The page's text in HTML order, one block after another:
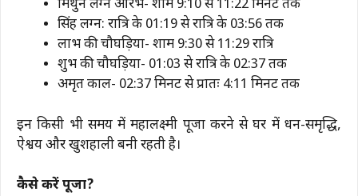
मिथुन लग्न आरंभ- शाम 9:10 से 11:22 मिनट तक
सिंह लग्न: रात्रि के 01:19 से रात्रि के 03:56 तक
लाभ की चौघड़िया- शाम 9:30 से 11:29 रात्रि
शुभ की चौघड़िया- 01:03 से रात्रि के 02:37 तक
अमृत काल- 02:37 मिनट से प्रातः 4:11 मिनट तक
इन किसी भी समय में महालक्ष्मी पूजा करने से घर में धन-समृद्धि,
ऐश्वर्य और खुशहाली बनी रहती है।
कैसे करें पूजा?